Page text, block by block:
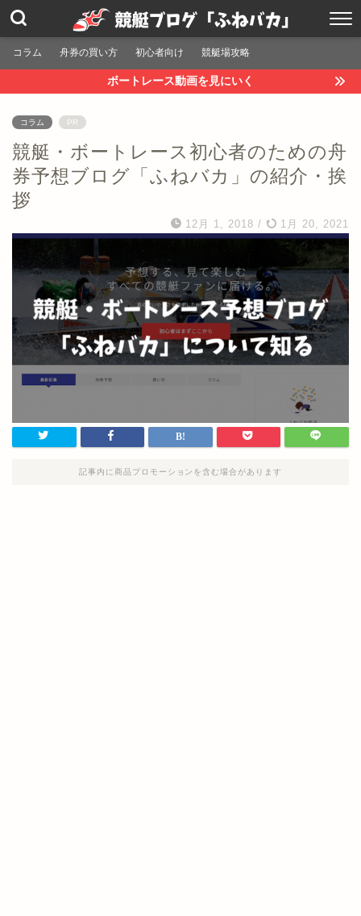
コラム 舟券の買い方 初心者向け 競艇場攻略
ボートレース動画を見にいく
コラム PR
競艇・ボートレース初心者のための舟
券予想ブログ「ふねバカ」の紹介・挨
拶
12月 1, 2018 / 1月 20, 2021
記事内に商品プロモーションを含む場合があります